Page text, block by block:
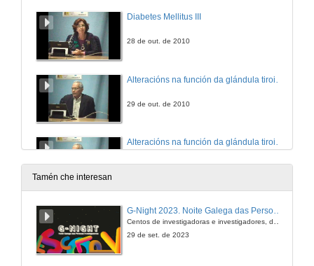
Diabetes Mellitus III
28 de out. de 2010
29 de out. de 2010
Alteracións na función da glándula tiroides (Parte 2)
29 de out. de 2010
Tamén che interesan
G-Night 2023. Noite Galega das Persoas Investigadoras. Conciencias creativas
29 de set. de 2023